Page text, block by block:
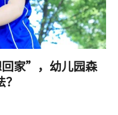
家”，幼儿园森